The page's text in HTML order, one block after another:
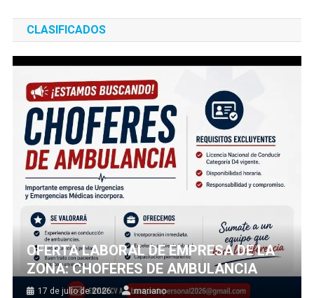
CLASIFICADOS
OFERTA LABORAL DE EMPRESA DE LA
ZONA: CHOFERES DE AMBULANCIA
17 de julio de 2026 mariano